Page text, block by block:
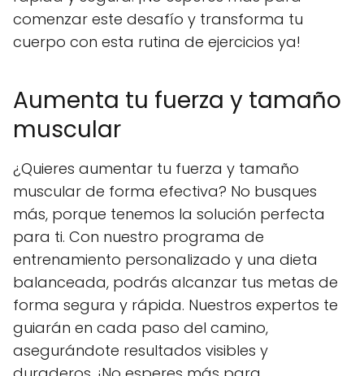
comenzar este desafío y transforma tu
cuerpo con esta rutina de ejercicios ya!
Aumenta tu fuerza y tamaño
muscular
¿Quieres aumentar tu fuerza y tamaño
muscular de forma efectiva? No busques
más, porque tenemos la solución perfecta
para ti. Con nuestro programa de
entrenamiento personalizado y una dieta
balanceada, podrás alcanzar tus metas de
forma segura y rápida. Nuestros expertos te
guiarán en cada paso del camino,
asegurándote resultados visibles y